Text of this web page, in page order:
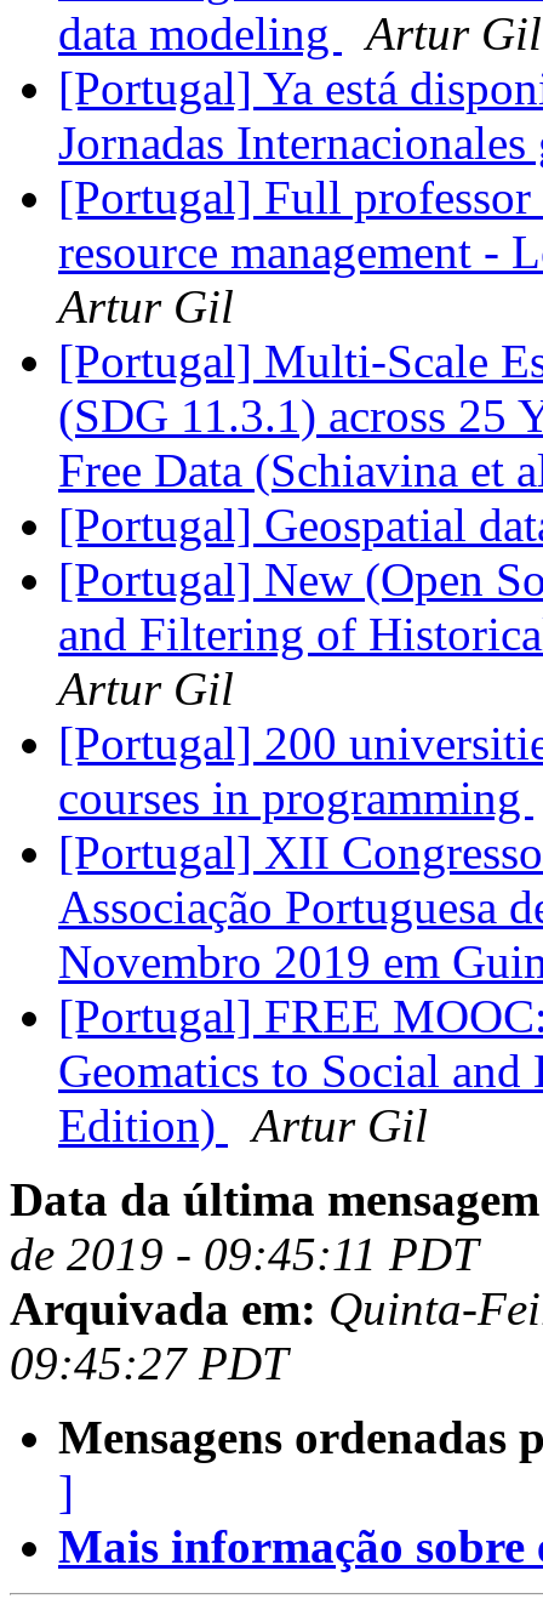
data modeling
Artur Gil
[Portugal] Ya está
Jornadas
[Portugal] Full
resource management -
Artur Gil
[Portugal] Multi-Scale
(SDG 11.3.1) across 25
Free Data (Schiavina et
[Portugal] Geospatial
[Portugal] New (Open
and Filtering of
Artur Gil
[Portugal] 200
courses in programming
[Portugal] XII
Associação Portuguesa
Novembro 2019 em
[Portugal] FREE
Geomatics to Social
Edition)
Artur Gil
Data da última
de 2019 - 09:45:11 PDT
Arquivada em: Quinta-
09:45:27 PDT
Mensagens ordenadas
]
Mais informação sobre